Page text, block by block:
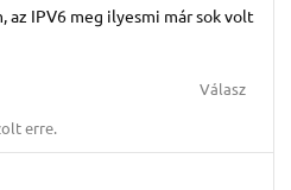
az IPV6 meg ilyesmi már sok volt
Válasz
erre.